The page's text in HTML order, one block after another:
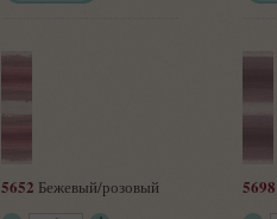
5652 Бежевый/розовый 5698